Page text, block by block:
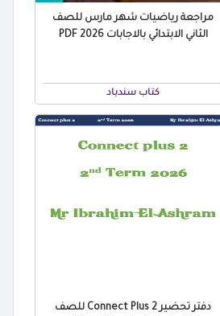
مراجعة رياضيات شهر مارس للصف
الثاني الابتدائي بالاجابات 2026 PDF
كتاب سندباد
دفتر تحضير Connect Plus 2 للصف